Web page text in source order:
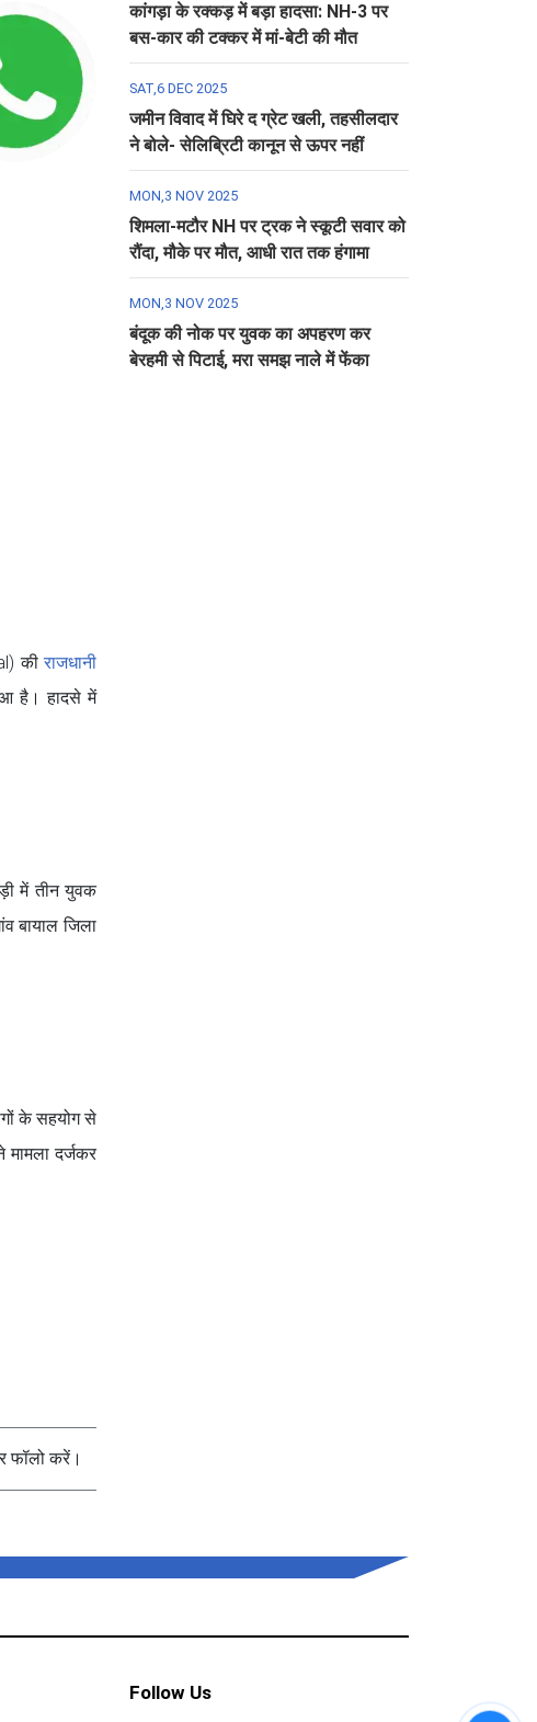
कीराजधानी
है। हादसे में
में तीन युवक
बायाल जिला
के सहयोग से
दर्जकर
फॉलो करें।
कांगड़ा के रक्कड़ में बड़ा हादसा: NH-3 पर
बस-कार की टक्कर में मां-बेटी की मौत
SAT,6 DEC 2025
जमीन विवाद में घिरे द ग्रेट खली, तहसीलदार
ने बोले- सेलिब्रिटी कानून से ऊपर नहीं
MON,3 NOV 2025
शिमला-मटौर NH पर ट्रक ने स्कूटी सवार को
रौंदा, मौके पर मौत, आधी रात तक हंगामा
MON,3 NOV 2025
बंदूक की नोक पर युवक का अपहरण कर
बेरहमी से पिटाई, मरा समझ नाले में फेंका
Follow Us